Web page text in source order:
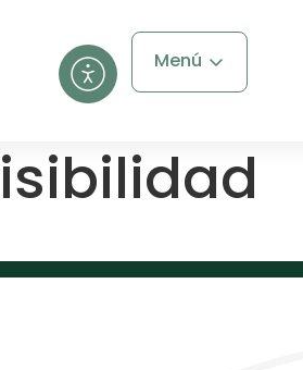
Menú